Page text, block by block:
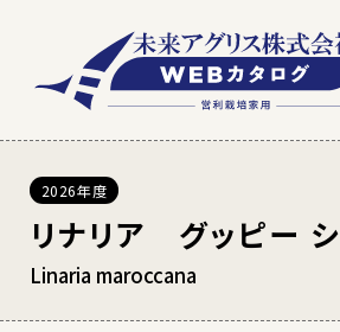
2026年度
リナリア グッピー
Linaria maroccana